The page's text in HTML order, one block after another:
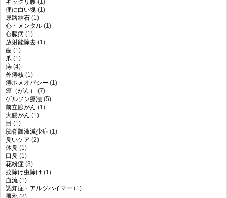
便に白い塊 (1)
尿路結石 (1)
心・メンタル (1)
心臓病 (1)
放射能除去 (1)
歯 (1)
爪 (1)
痔 (4)
外痔核 (1)
痔ホメオパシー (1)
癌（がん）
(7)
ゲルソン療法 (5)
前立腺がん (1)
大腸がん (1)
目 (1)
脳脊髄液減少症 (1)
臭いケア (2)
体臭 (1)
口臭 (1)
花粉症 (3)
蚊除け虫除け (1)
血流 (1)
認知症・アルツハイマー (1)
風邪 (2)